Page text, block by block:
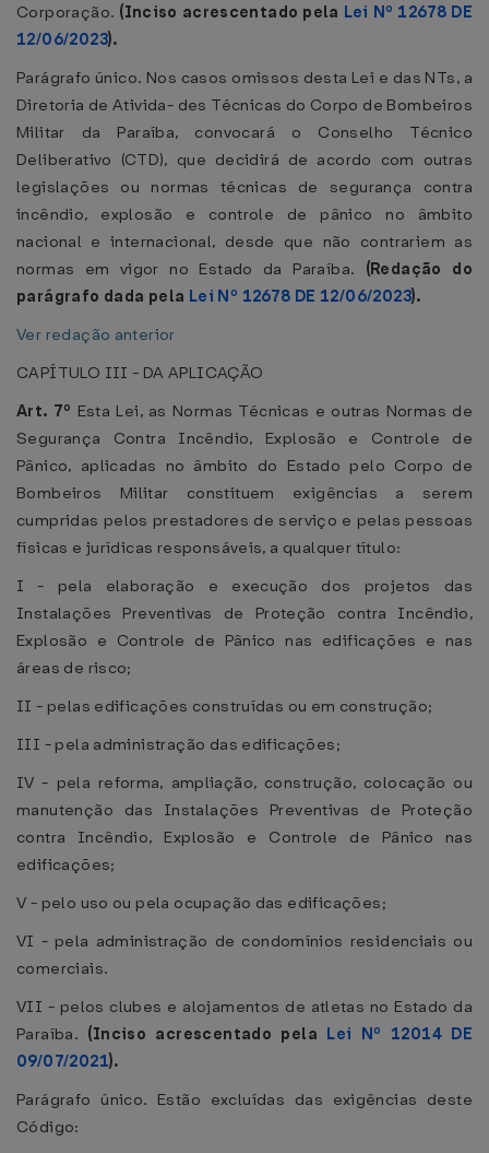
Corporação. (Inciso acrescentado pela Lei Nº 12678 DE
12/06/2023).
Parágrafo único. Nos casos omissos desta Lei e das NTs, a
Diretoria de Ativida- des Técnicas do Corpo de Bombeiros
Militar da Paraíba, convocará o Conselho Técnico
Deliberativo (CTD), que decidirá de acordo com outras
legislações ou normas técnicas de segurança contra
incêndio, explosão e controle de pânico no âmbito
nacional e internacional, desde que não contrariem as
normas em vigor no Estado da Paraíba. (Redação do
parágrafo dada pela Lei Nº 12678 DE 12/06/2023).
Ver redação anterior
CAPÍTULO III - DA APLICAÇÃO
Art. 7º Esta Lei, as Normas Técnicas e outras Normas de
Segurança Contra Incêndio, Explosão e Controle de
Pânico, aplicadas no âmbito do Estado pelo Corpo de
Bombeiros Militar constituem exigências a serem
cumpridas pelos prestadores de serviço e pelas pessoas
físicas e jurídicas responsáveis, a qualquer título:
I - pela elaboração e execução dos projetos das
Instalações Preventivas de Proteção contra Incêndio,
Explosão e Controle de Pânico nas edificações e nas
áreas de risco;
II - pelas edificações construídas ou em construção;
III - pela administração das edificações;
IV - pela reforma, ampliação, construção, colocação ou
manutenção das Instalações Preventivas de Proteção
contra Incêndio, Explosão e Controle de Pânico nas
edificações;
V - pelo uso ou pela ocupação das edificações;
VI - pela administração de condomínios residenciais ou
comerciais.
VII - pelos clubes e alojamentos de atletas no Estado da
Paraíba. (Inciso acrescentado pela Lei Nº 12014 DE
09/07/2021).
Parágrafo único. Estão excluídas das exigências deste
Código: